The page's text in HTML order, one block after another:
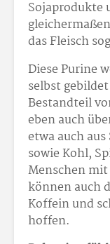
Sojaprodukte
das Fleisch
Diese Purine
selbst
Bestandteil
eben auch
etwa auch
sowie Kohl,
Menschen
können auch
Koffein und
hoffen.